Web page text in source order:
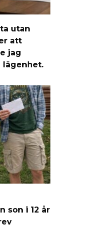
utan
att
jag
lägenhet.
son i 12 år